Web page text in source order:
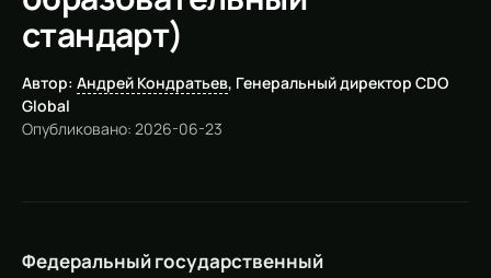
стандарт)
Автор: Андрей Кондратьев, Генеральный директор CDO
Global
Опубликовано: 2026-06-23
Федеральный государственный